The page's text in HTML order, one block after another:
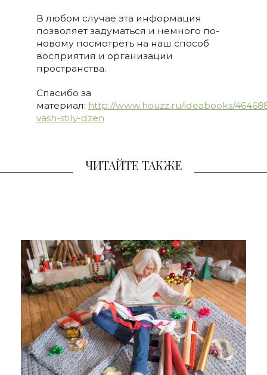
В любом случае эта информация
позволяет задуматься и немного по-
новому посмотреть на наш способ
восприятия и организации
пространства.
Спасибо за
материал: http://www.houzz.ru/ideabooks/
vash-stily-dzen
ЧИТАЙТЕ ТАКЖЕ